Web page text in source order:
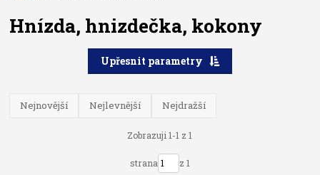
Hnízda, hnizdečka, kokony
Upřesnit parametry
Nejnovější Nejlevnější Nejdražší
Zobrazuji 1-1 z 1
strana z 1